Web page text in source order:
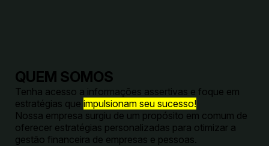
QUEM SOMOS
Tenha acesso a informações assertivas e foque em
estratégias que impulsionam seu sucesso!
Nossa empresa surgiu de um propósito em comum de
oferecer estratégias personalizadas para otimizar a
gestão financeira de empresas e pessoas.